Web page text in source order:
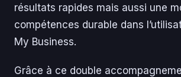
résultats rapides mais aussi une
compétences durable dans
My Business.
Grâce à ce double